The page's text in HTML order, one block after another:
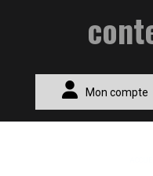
Mon compte